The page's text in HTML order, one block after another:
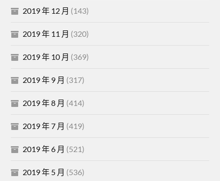
2019 年 12 月 (143)
2019 年 11 月 (320)
2019 年 10 月 (369)
2019 年 9 月 (317)
2019 年 8 月 (414)
2019 年 7 月 (419)
2019 年 6 月 (521)
2019 年 5 月 (536)